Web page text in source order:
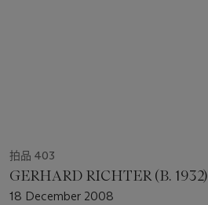
拍品 403
GERHARD RICHTER (B. 1932)
18 December 2008